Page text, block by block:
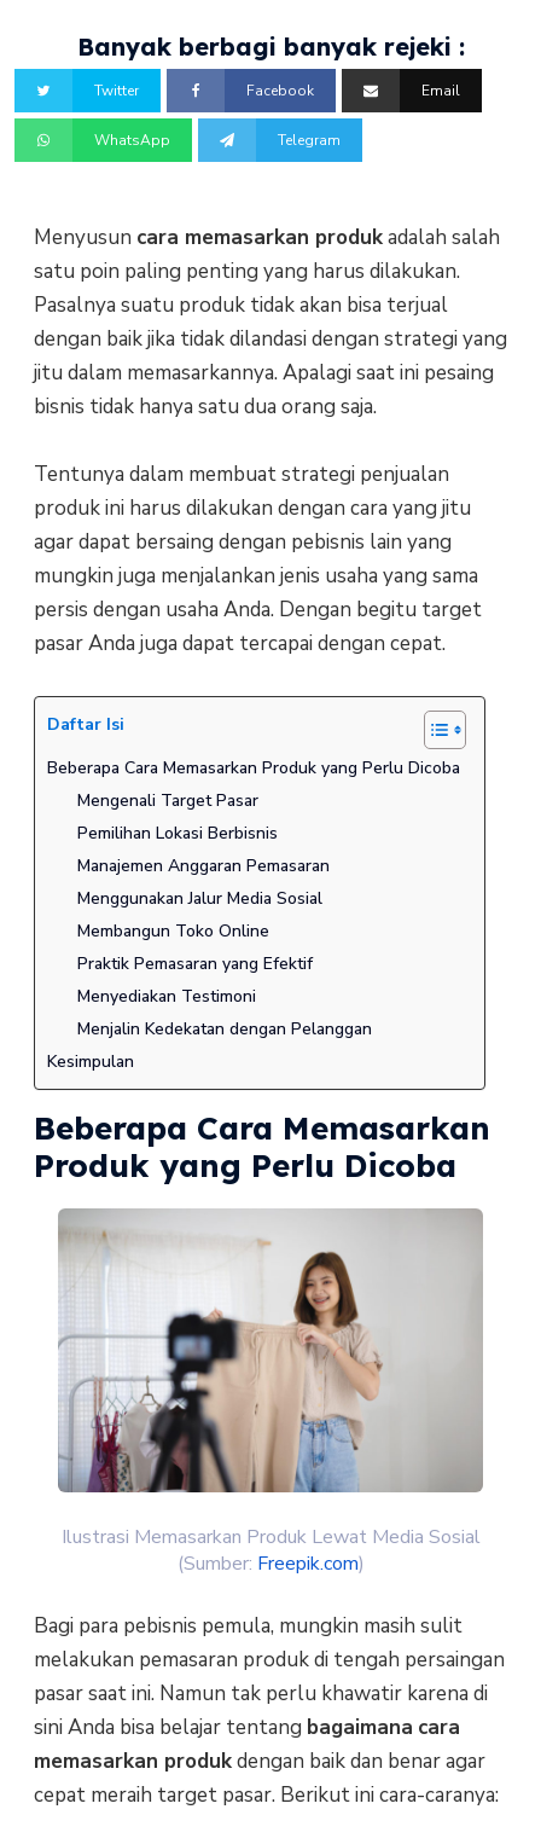
Banyak berbagi banyak rejeki :
Twitter Facebook Email
WhatsApp Telegram
Menyusun cara memasarkan produkadalah salah
satu poin paling penting yang harus dilakukan.
Pasalnya suatu produk tidak akan bisa terjual
dengan baik jika tidak dilandasi dengan strategi yang
jitu dalam memasarkannya. Apalagi saat ini pesaing
bisnis tidak hanya satu dua orang saja.
Tentunya dalam membuat strategi penjualan
produk ini harus dilakukan dengan cara yang jitu
agar dapat bersaing dengan pebisnis lain yang
mungkin juga menjalankan jenis usaha yang sama
persis dengan usaha Anda. Dengan begitu target
pasar Anda juga dapat tercapai dengan cepat.
Daftar Isi
Beberapa Cara Memasarkan Produk yang Perlu Dicoba
Mengenali Target Pasar
Pemilihan Lokasi Berbisnis
Manajemen Anggaran Pemasaran
Menggunakan Jalur Media Sosial
Membangun Toko Online
Praktik Pemasaran yang Efektif
Menyediakan Testimoni
Menjalin Kedekatan dengan Pelanggan
Kesimpulan
Beberapa Cara Memasarkan
Produk yang Perlu Dicoba
Ilustrasi Memasarkan Produk Lewat Media Sosial
(Sumber: Freepik.com)
Bagi para pebisnis pemula, mungkin masih sulit
melakukan pemasaran produk di tengah persaingan
pasar saat ini. Namun tak perlu khawatir karena di
sini Anda bisa belajar tentang bagaimana cara
memasarkan produkdengan baik dan benar agar
cepat meraih target pasar. Berikut ini cara-caranya: